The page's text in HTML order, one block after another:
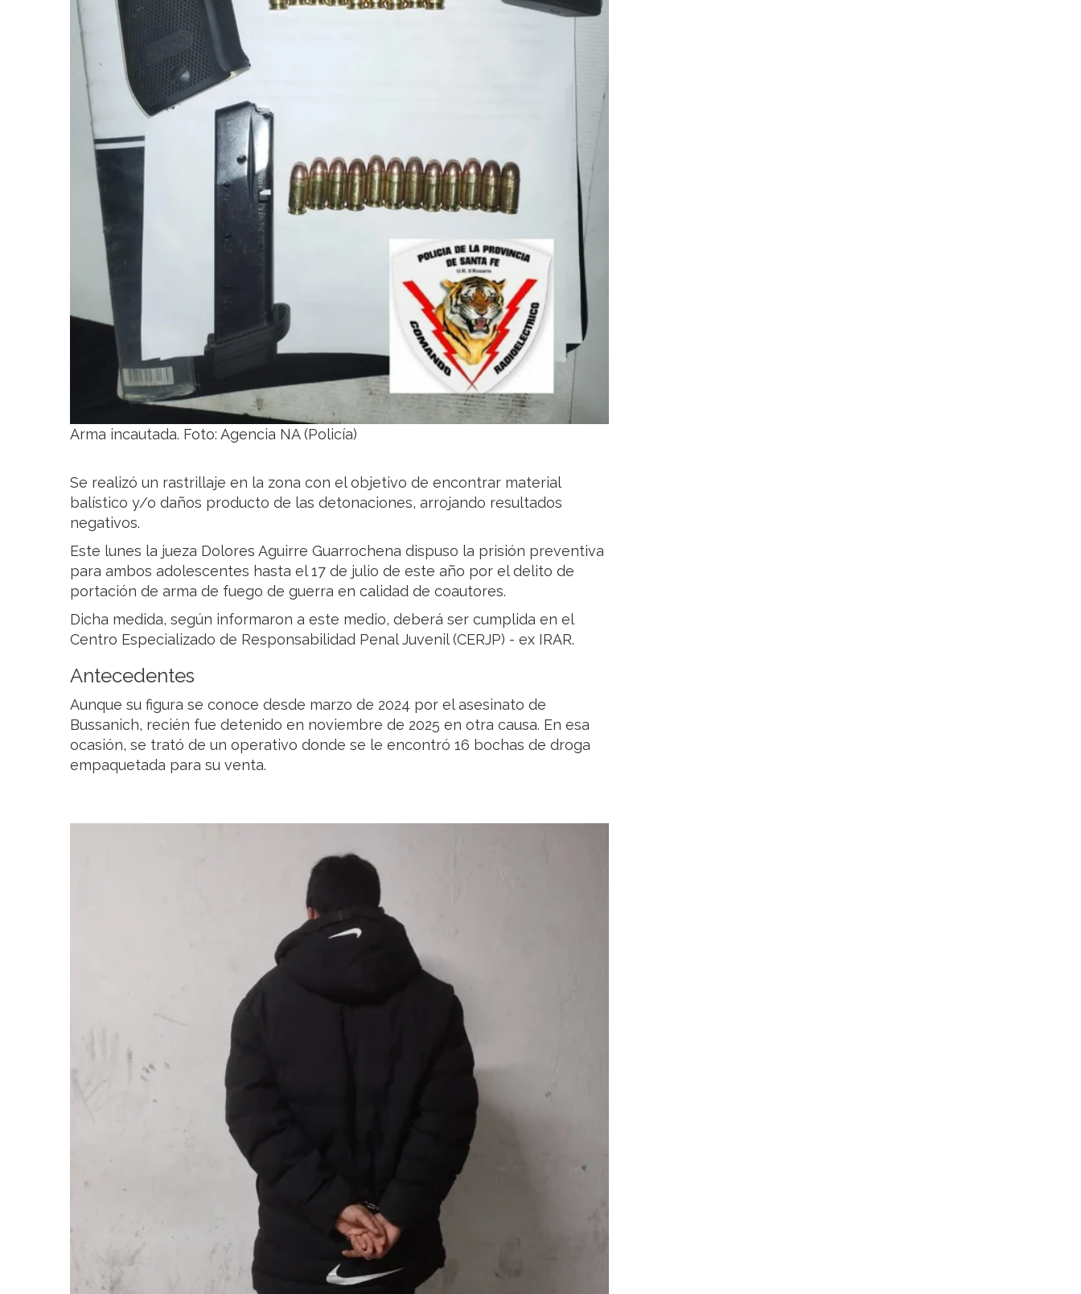
Arma incautada. Foto: Agencia NA (Policía)
Se realizó un rastrillaje en la zona con el objetivo de encontrar material
balístico y/o daños producto de las detonaciones, arrojando resultados
negativos.
Este lunes la jueza Dolores Aguirre Guarrochena dispuso la prisión preventiva
para ambos adolescentes hasta el 17 de julio de este año por el delito de
portación de arma de fuego de guerra en calidad de coautores.
Dicha medida, según informaron a este medio, deberá ser cumplida en el
Centro Especializado de Responsabilidad Penal Juvenil (CERJP) - ex IRAR.
Antecedentes
Aunque su figura se conoce desde marzo de 2024 por el asesinato de
Bussanich, recién fue detenido en noviembre de 2025 en otra causa. En esa
ocasión, se trató de un operativo donde se le encontró 16 bochas de droga
empaquetada para su venta.